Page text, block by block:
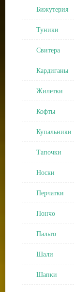
Бижутерия
Туники
Свитера
Кардиганы
Жилетки
Кофты
Купальники
Тапочки
Носки
Перчатки
Пончо
Пальто
Шали
Шапки